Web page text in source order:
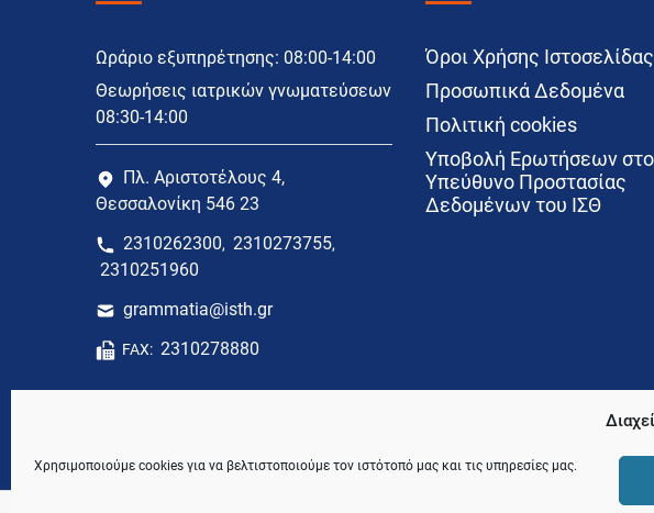
Χρησιμοποιούμε cookies για να βελτιστοποιούμε τον ιστότοπό μας και τις υπηρεσίες μας.
Ωράριο εξυπηρέτησης: 08:00-14:00
Θεωρήσεις ιατρικών γνωματεύσεων
08:30-14:00
Πλ. Αριστοτέλους 4,
Θεσσαλονίκη 546 23
2310262300, 2310273755,
2310251960
grammatia@isth.gr
FAX: 2310278880
Όροι Χρήσης Ιστοσελίδας
Προσωπικά Δεδομένα
Πολιτική cookies
Υποβολή Ερωτήσεων
Υπεύθυνο Προστασίας
Δεδομένων του ΙΣΘ